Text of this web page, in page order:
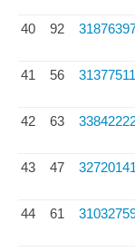
40 92
41 56 31377511
42 63
43 47 32720141
44 61